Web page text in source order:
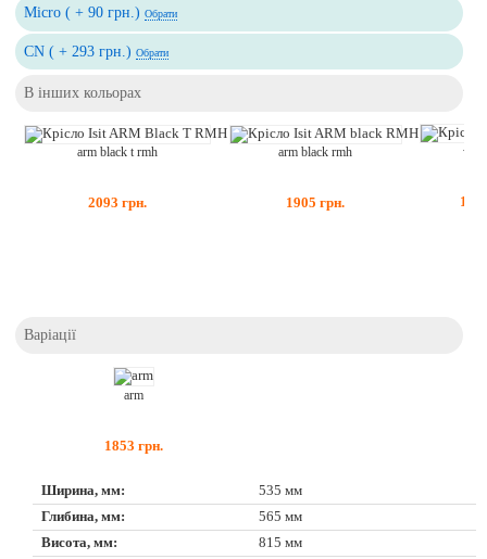
Micro ( + 90 грн.)Обрати
CN ( + 293 грн.)Обрати
В інших кольорах
arm black t rmh
2093 грн.
arm black rmh
1905 грн.
Варіації
arm
1853 грн.
Ширина, мм:
535 мм
Глибина, мм:
565 мм
Висота, мм:
815 мм